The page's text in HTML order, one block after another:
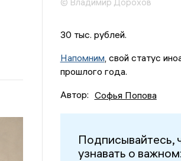
© Владимир Дорохов
30 тыс. рублей.
Напомним, свой статус
прошлого года.
Автор: Софья Попова
Подписывайтесь,
узнавать о важном: